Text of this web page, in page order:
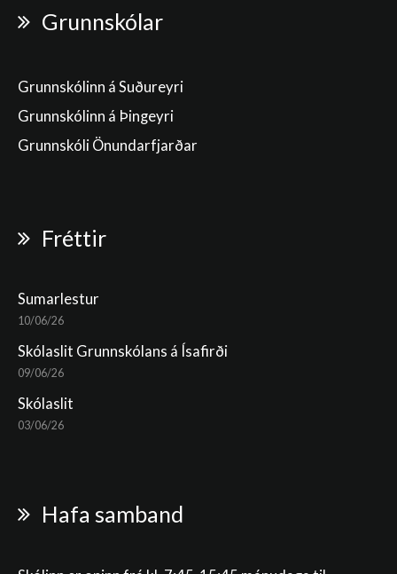
Grunnskólar
Grunnskólinn á Suðureyri
Grunnskólinn á Þingeyri
Grunnskóli Önundarfjarðar
Fréttir
Sumarlestur
10/06/26
Skólaslit Grunnskólans á Ísafirði
09/06/26
Skólaslit
03/06/26
Hafa samband